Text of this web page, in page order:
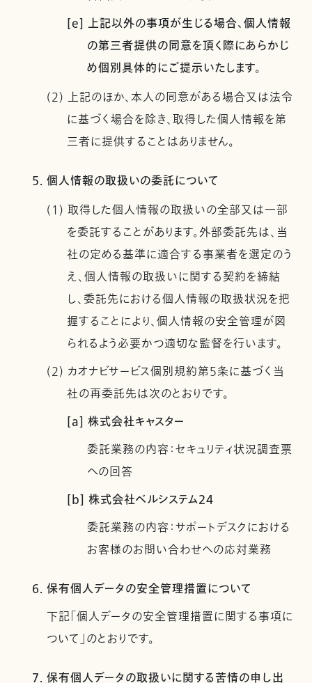
[e] 上記以外の事項が生じる場合、個人情報
の第三者提供の同意を頂く際にあらかじ
め個別具体的にご提示いたします。
(2) 上記のほか、本人の同意がある場合又は法令
に基づく場合を除き、取得した個人情報を第
三者に提供することはありません。
5. 個人情報の取扱いの委託について
(1) 取得した個人情報の取扱いの全部又は一部
を委託することがあります。外部委託先は、当
社の定める基準に適合する事業者を選定のう
え、個人情報の取扱いに関する契約を締結
し、委託先における個人情報の取扱状況を把
握することにより、個人情報の安全管理が図
られるよう必要かつ適切な監督を行います。
(2) カオナビサービス個別規約第5条に基づく当
社の再委託先は次のとおりです。
[a] 株式会社キャスター
委託業務の内容：セキュリティ状況調査票
への回答
[b] 株式会社ベルシステム24
委託業務の内容：サポートデスクにおける
お客様のお問い合わせへの応対業務
6. 保有個人データの安全管理措置について
下記「個人データの安全管理措置に関する事項に
ついて」のとおりです。
7. 保有個人データの取扱いに関する苦情の申し出